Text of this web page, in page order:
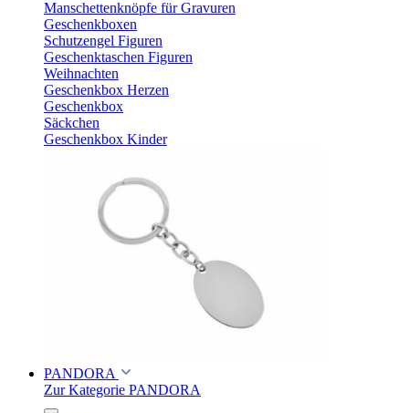
Manschettenknöpfe für Gravuren
Geschenkboxen
Schutzengel Figuren
Geschenktaschen Figuren
Weihnachten
Geschenkbox Herzen
Geschenkbox
Säckchen
Geschenkbox Kinder
PANDORA
Zur Kategorie PANDORA